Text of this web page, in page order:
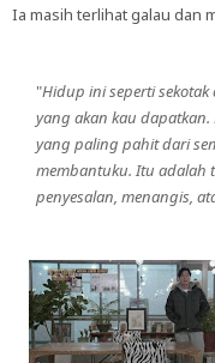
Ia masih terlihat galau dan
"Hidup ini seperti
yang akan kau
yang paling pahit dari
membantuku. Itu adalah
penyesalan, menangis,